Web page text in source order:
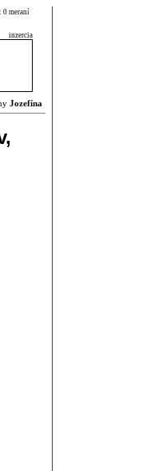
0 meraní
inzercia
Jozefína